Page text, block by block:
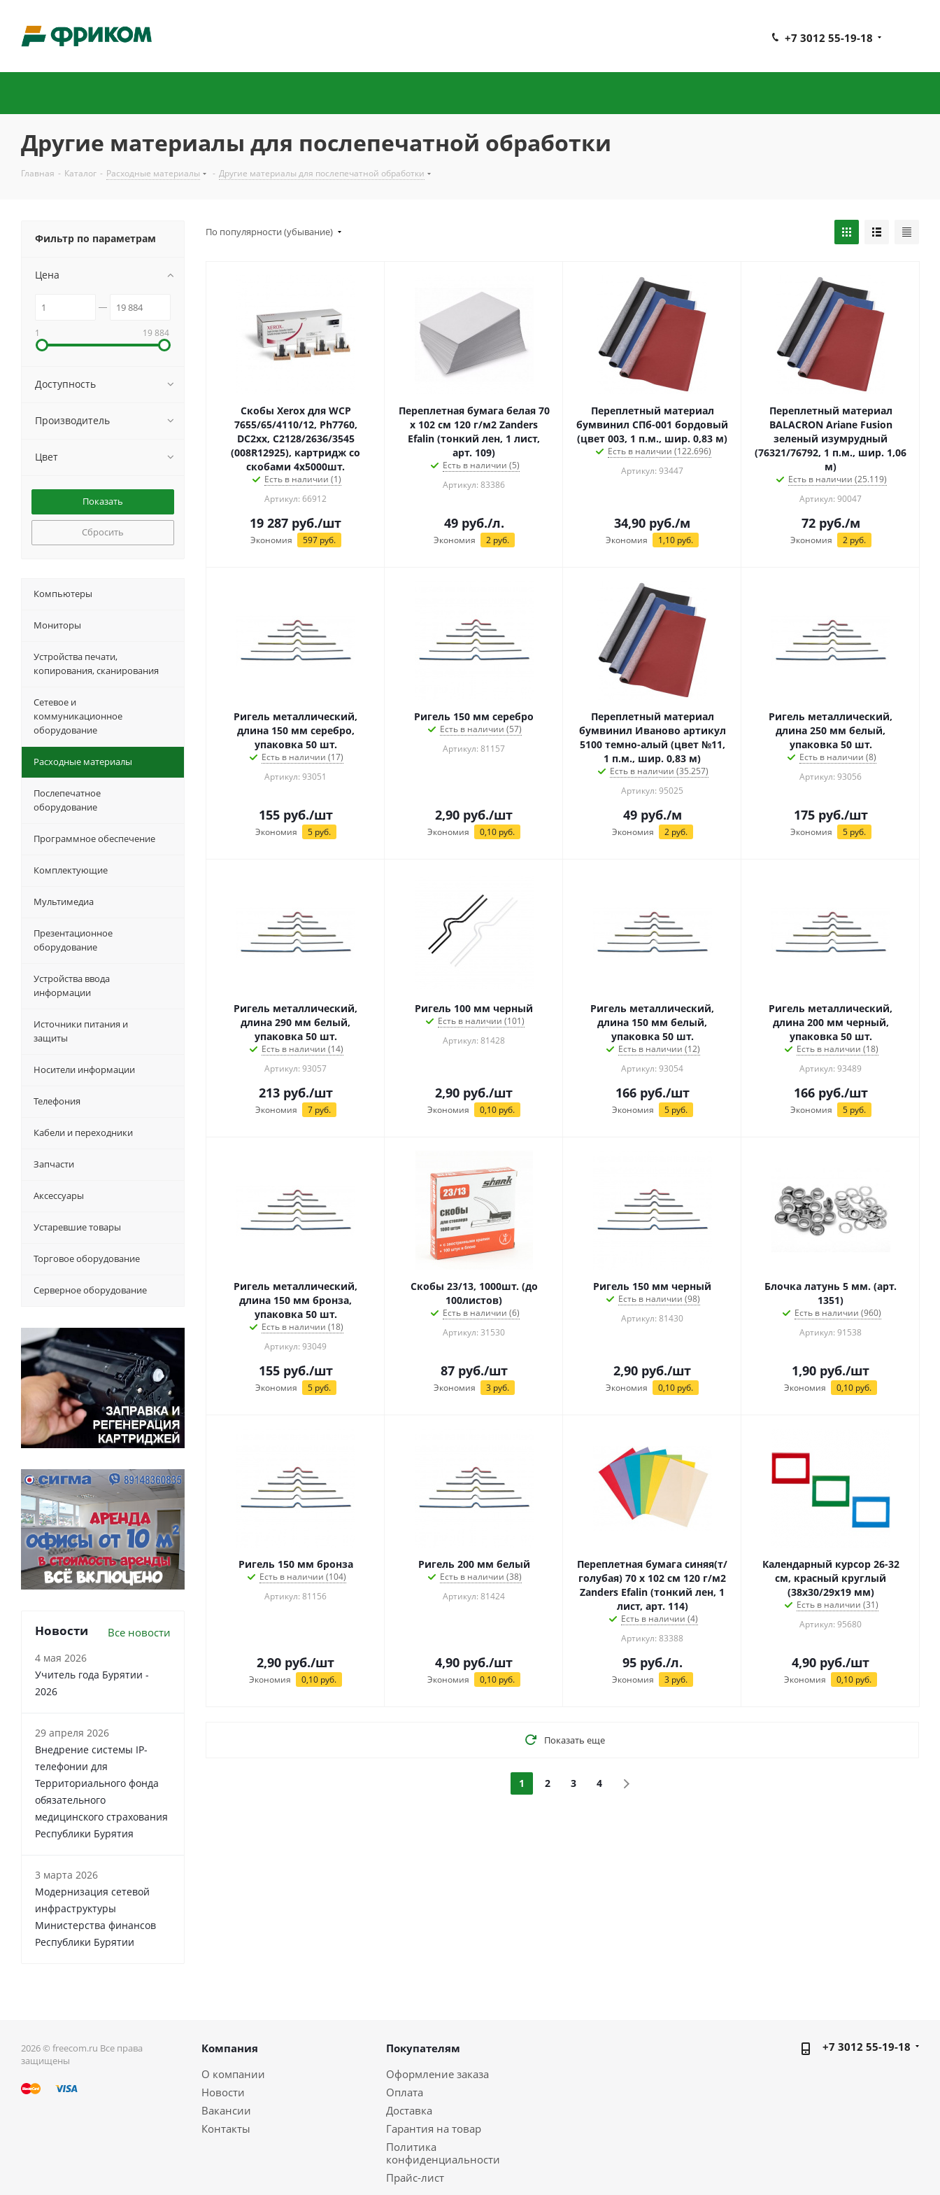
+7 3012 55-19-18
Другие материалы для послепечатной обработки
Главная - Каталог - Расходные материалы - Другие материалы для послепечатной обработки
По популярности (убывание)
Скобы Xerox для WCP
7655/65/4110/12, Ph7760,
DC2xx, C2128/2636/3545
(008R12925), картридж со
скобами 4x5000шт.
Есть в наличии (1)
Артикул: 66912
19 287 руб./шт
Экономия 597руб.
Переплетная бумага белая 70
х 102 см 120 г/м2 Zanders
Efalin (тонкий лен, 1 лист,
арт. 109)
Есть в наличии (5)
Артикул: 83386
49руб./л.
Экономия 2руб.
Переплетный материал
бумвинил СПб-001 бордовый
(цвет 003, 1 п.м., шир. 0,83 м)
Есть в наличии (122.696)
Артикул: 93447
34,90 руб./м
Экономия 1,10 руб.
Переплетный материал
BALACRON Ariane Fusion
зеленый изумрудный
(76321/76792, 1 п.м., шир. 1,06
м)
Есть в наличии (25.119)
Артикул: 90047
72руб./м
Экономия 2руб.
Ригель металлический,
длина 150 мм серебро,
упаковка 50 шт.
Есть в наличии (17)
Артикул: 93051
155руб./шт
Экономия 5руб.
Ригель 150 мм серебро
Есть в наличии (57)
Артикул: 81157
2,90 руб./шт
Экономия 0,10 руб.
Переплетный материал
бумвинил Иваново артикул
5100 темно-алый (цвет №11,
1 п.м., шир. 0,83 м)
Есть в наличии (35.257)
Артикул: 95025
49руб./м
Экономия 2руб.
Ригель металлический,
длина 250 мм белый,
упаковка 50 шт.
Есть в наличии (8)
Артикул: 93056
175руб./шт
Экономия 5руб.
Ригель металлический,
длина 290 мм белый,
упаковка 50 шт.
Есть в наличии (14)
Артикул: 93057
213руб./шт
Экономия 7руб.
Ригель 100 мм черный
Есть в наличии (101)
Артикул: 81428
2,90 руб./шт
Экономия 0,10 руб.
Ригель металлический,
длина 150 мм белый,
упаковка 50 шт.
Есть в наличии (12)
Артикул: 93054
166руб./шт
Экономия 5руб.
Ригель металлический,
длина 200 мм черный,
упаковка 50 шт.
Есть в наличии (18)
Артикул: 93489
166руб./шт
Экономия 5руб.
Ригель металлический,
длина 150 мм бронза,
упаковка 50 шт.
Есть в наличии (18)
Артикул: 93049
155руб./шт
Экономия 5руб.
Скобы 23/13, 1000шт. (до
100листов)
Есть в наличии (6)
Артикул: 31530
87руб./шт
Экономия 3руб.
Ригель 150 мм черный
Есть в наличии (98)
Артикул: 81430
2,90 руб./шт
Экономия 0,10 руб.
Блочка латунь 5 мм. (арт.
1351)
Есть в наличии (960)
Артикул: 91538
1,90 руб./шт
Экономия 0,10 руб.
Ригель 150 мм бронза
Есть в наличии (104)
Артикул: 81156
2,90 руб./шт
Экономия 0,10 руб.
Ригель 200 мм белый
Есть в наличии (38)
Артикул: 81424
4,90 руб./шт
Экономия 0,10 руб.
Переплетная бумага синяя(т/
голубая) 70 х 102 см 120 г/м2
Zanders Efalin (тонкий лен, 1
лист, арт. 114)
Есть в наличии (4)
Артикул: 83388
95руб./л.
Экономия 3руб.
Календарный курсор 26-32
см, красный круглый
(38х30/29х19 мм)
Есть в наличии (31)
Артикул: 95680
4,90 руб./шт
Экономия 0,10 руб.
Показать еще
1 2 3 4
Фильтр по параметрам
Цена
1 19 884
Доступность
Производитель
Цвет
Сбросить
Компьютеры
Мониторы
Устройства печати,
копирования, сканирования
Сетевое и
коммуникационное
оборудование
Расходные материалы
Послепечатное
оборудование
Программное обеспечение
Комплектующие
Мультимедиа
Презентационное
оборудование
Устройства ввода
информации
Источники питания и
защиты
Носители информации
Телефония
Кабели и переходники
Запчасти
Аксессуары
Устаревшие товары
Торговое оборудование
Серверное оборудование
Новости Все новости
4 мая 2026
Учитель года Бурятии -
2026
29 апреля 2026
Внедрение системы IP-
телефонии для
Территориального фонда
обязательного
медицинского страхования
Республики Бурятия
3 марта 2026
Модернизация сетевой
инфраструктуры
Министерства финансов
Республики Бурятии
2026 © freecom.ru Все права
защищены
Компания
О компании
Новости
Вакансии
Контакты
Покупателям
Оформление заказа
Оплата
Доставка
Гарантия на товар
Политика
конфиденциальности
Прайс-лист
+7 3012 55-19-18